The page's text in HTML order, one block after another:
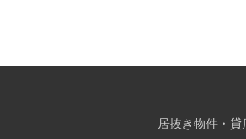
居抜き物件・貸